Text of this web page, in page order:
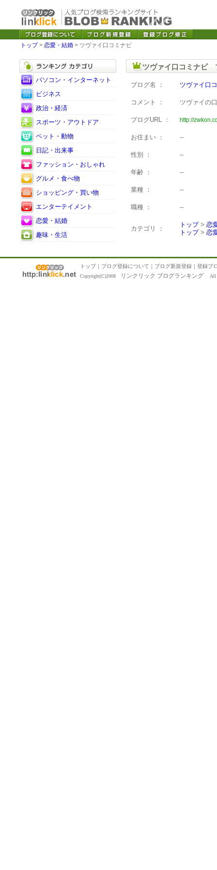
トップ> 恋愛・結婚 > ツヴァイ口コミナビ
パソコン・インターネット
ビジネス
政治・経済
スポーツ・アウトドア
ペット・動物
日記・出来事
ファッション・おしゃれ
グルメ・食べ物
ショッピング・買い物
エンターテイメント
恋愛・結婚
趣味・生活
ツヴァイ口コミナビ
ブログ名 ： ツヴァイ口
コメント ： ツヴァイの
ブログURL ： http://
お住まい ： --
性別 ： --
年齢 ： --
業種 ： --
職種 ： --
カテゴリ ：
トップ> 恋
トップ> 恋
トップ｜ ブログ登録について ｜ ブログ新規登録 ｜ 登録ブ
Copyright(C)2008 リンクリック ブログランキング All